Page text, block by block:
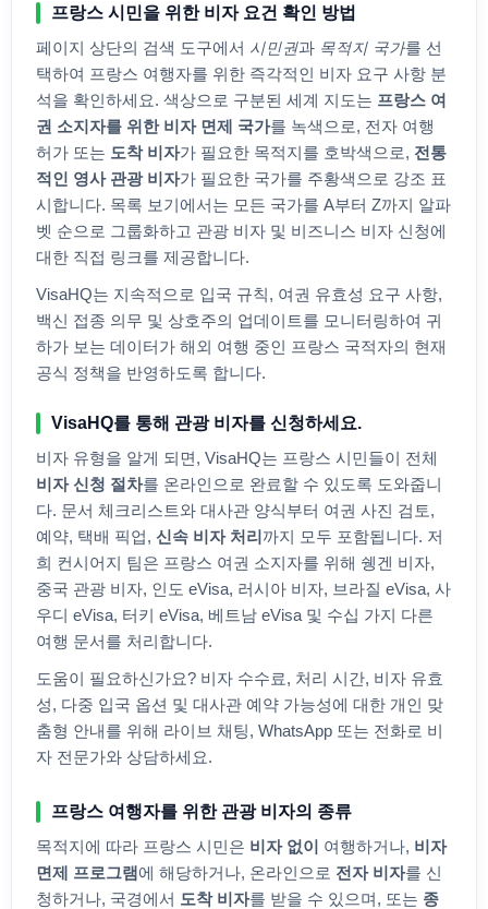
프랑스 시민을 위한 비자 요건 확인 방법
페이지 상단의 검색 도구에서 시민권과 목적지 국가를 선
택하여 프랑스 여행자를 위한 즉각적인 비자 요구 사항 분
석을 확인하세요. 색상으로 구분된 세계 지도는 프랑스 여
권 소지자를 위한 비자 면제 국가를 녹색으로, 전자 여행
허가 또는 도착 비자가 필요한 목적지를 호박색으로, 전통
적인 영사 관광 비자가 필요한 국가를 주황색으로 강조 표
시합니다. 목록 보기에서는 모든 국가를 A부터 Z까지 알파
벳 순으로 그룹화하고 관광 비자 및 비즈니스 비자 신청에
대한 직접 링크를 제공합니다.
VisaHQ는 지속적으로 입국 규칙, 여권 유효성 요구 사항,
백신 접종 의무 및 상호주의 업데이트를 모니터링하여 귀
하가 보는 데이터가 해외 여행 중인
프랑스 국적자의 현재
공식 정책을 반영하도록 합니다.
VisaHQ를 통해 관광 비자를 신청하세요.
비자 유형을 알게 되면, VisaHQ는 프랑스 시민들이 전체
비자 신청 절차를 온라인으로 완료할 수 있도록 도와줍니
다. 문서 체크리스트와 대사관 양식부터 여권 사진 검토,
예약, 택배 픽업, 신속 비자 처리 까지 모두 포함됩니다. 저
희 컨시어지 팀은 프랑스 여권 소지자를 위해 쉥겐 비자,
중국 관광 비자, 인도 eVisa, 러시아 비자, 브라질 eVisa, 사
우디 eVisa, 터키 eVisa, 베트남 eVisa 및 수십 가지 다른
여행 문서를 처리합니다.
도움이 필요하신가요? 비자 수수료, 처리 시간, 비자 유효
성, 다중 입국 옵션 및 대사관 예약 가능성에 대한 개인 맞
춤형 안내를 위해 라이브 채팅, WhatsApp 또는 전화로 비
자 전문가와 상담하세요.
프랑스 여행자를 위한 관광 비자의 종류
목적지에 따라 프랑스 시민은 비자 없이 여행하거나, 비자
면제 프로그램 에 해당하거나, 온라인으로 전자 비자를 신
청하거나, 국경에서 도착 비자를 받을 수 있으며, 또는 종